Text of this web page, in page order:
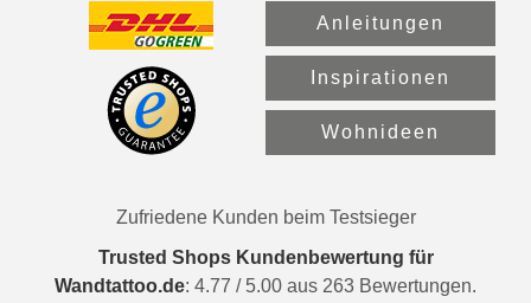
Anleitungen
Inspirationen
Wohnideen
Zufriedene Kunden beim Testsieger
Trusted Shops Kundenbewertung für
Wandtattoo.de: 4.77 / 5.00 aus 263 Bewertungen.